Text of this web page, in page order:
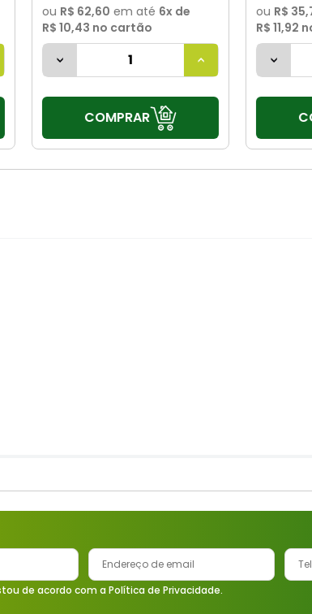
ou R$ 62,60 em até 6x de
R$ 10,43 no cartão
COMPRAR
ou R$
R$ 11,92
de acordo com a Política de Privacidade.